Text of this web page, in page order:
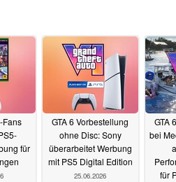
Fans
für
GTA 6 Vorbestellung
ohne Disc: Sony
überarbeitet Werbung
mit PS5 Digital Edition
25.06.2026
GTA
bei
für